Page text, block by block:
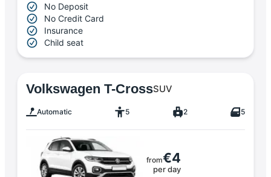
No Deposit
No Credit Card
Insurance
Child seat
Volkswagen T-CrossSUV
Automatic 5 2 5
from€4
per day